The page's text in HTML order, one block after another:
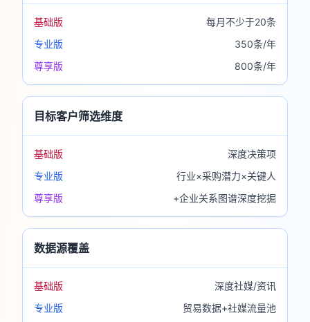
基础版
每月不少于20条
专业版
350条/年
尊享版
800条/年
目标客户筛选维度
基础版
深度决策项
专业版
行业×采购潜力×关键人
尊享版
+企业关系图谱深度挖掘
数据源覆盖
基础版
深度社媒/资讯
专业版
贸易数据+社媒流量池